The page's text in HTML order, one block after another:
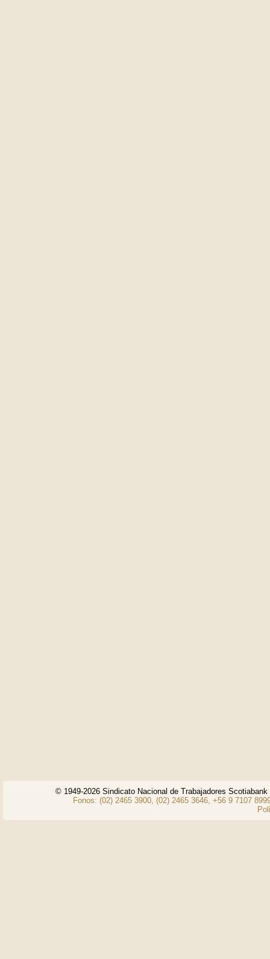
© 1949-2026 Sindicato Nacional de Trabajadores
Fonos: (02) 2465 3900, (02) 2465 3646, +56 9 7107